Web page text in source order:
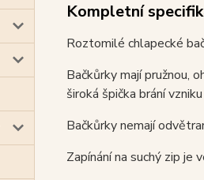
Kompletní
Roztomilé chlapecké
Bačkůrky mají pružnou,
široká špička brání
Bačkůrky nemají
Zapínání na suchý zip je